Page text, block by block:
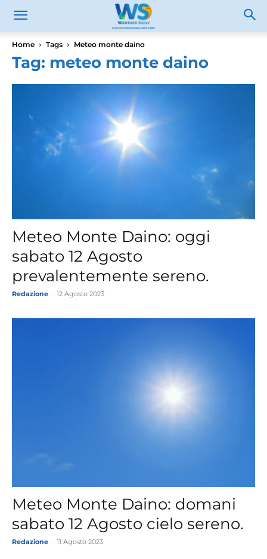
Home Tags Meteo monte daino
Tag: meteo monte daino
Meteo Monte Daino: oggi
sabato 12 Agosto
prevalentemente sereno.
Redazione 12 Agosto 2023
Meteo Monte Daino: domani
sabato 12 Agosto cielo sereno.
Redazione 11 Agosto 2023